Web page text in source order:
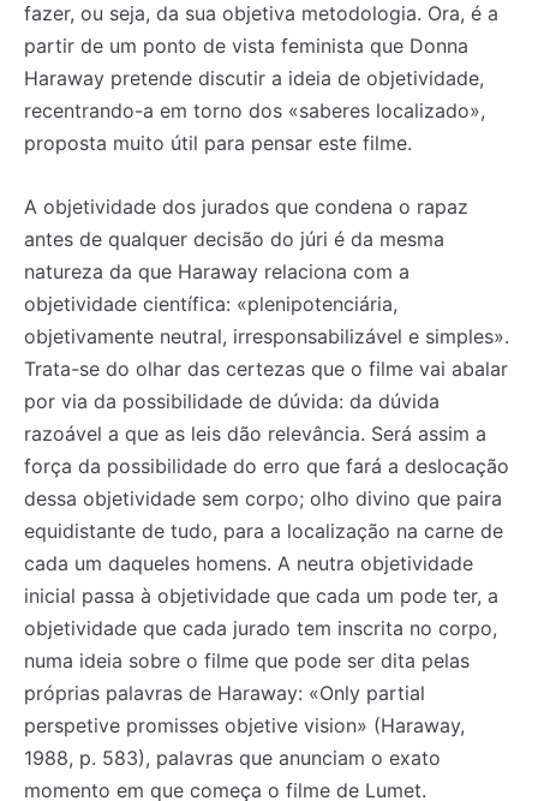
fazer, ou seja, da sua objetiva metodologia. Ora, é a
partir de um ponto de vista feminista que Donna
Haraway pretende discutir a ideia de objetividade,
recentrando-a em torno dos «saberes localizado»,
proposta muito útil para pensar este filme.
A objetividade dos jurados que condena o rapaz
antes de qualquer decisão do júri é da mesma
natureza da que Haraway relaciona com a
objetividade científica: «plenipotenciária,
objetivamente neutral, irresponsabilizável e simples».
Trata-se do olhar das certezas que o filme vai abalar
por via da possibilidade de dúvida: da dúvida
razoável a que as leis dão relevância. Será assim a
força da possibilidade do erro que fará a deslocação
dessa objetividade sem corpo; olho divino que paira
equidistante de tudo, para a localização na carne de
cada um daqueles homens. A neutra objetividade
inicial passa à objetividade que cada um pode ter, a
objetividade que cada jurado tem inscrita no corpo,
numa ideia sobre o filme que pode ser dita pelas
próprias palavras de Haraway: «Only partial
perspetive promisses objetive vision» (Haraway,
1988, p. 583), palavras que anunciam o exato
momento em que começa o filme de Lumet.